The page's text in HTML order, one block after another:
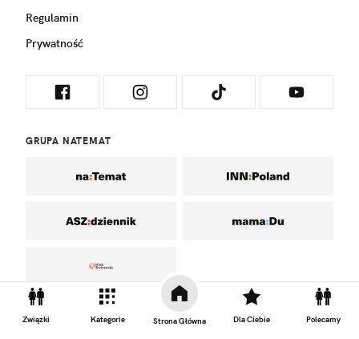
Związki Kategorie Strona Główna Dla Ciebie Polecamy
Regulamin
Prywatność
GRUPA NATEMAT
DO GÓRY